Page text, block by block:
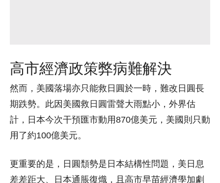
高市經濟政策弊病難解決
然而，美國落場亦只能救日圓於一時，難改日圓長
期跌勢。此因美國救日圓雷聲大雨點小，外界估
計，日本今次干預匯市動用870億美元，美國則只動
用了約100億美元。
更重要的是，日圓頹勢是日本結構性問題，美日息
差差距大、日本通脹復熾，且高市早苗經濟學加劇